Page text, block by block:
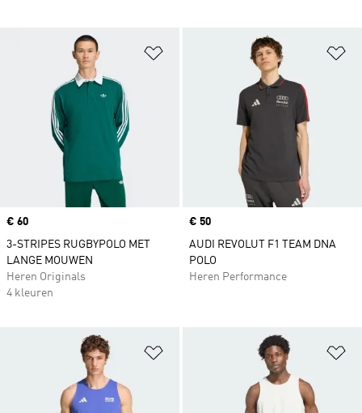
Op verlanglijst zetten
Price
€ 60
3-STRIPES RUGBYPOLO MET
LANGE MOUWEN
Heren Originals
4 kleuren
Price
€ 50
AUDI REVOLUT F1 TEAM DNA
POLO
Heren Performance
Op verlanglijst zetten